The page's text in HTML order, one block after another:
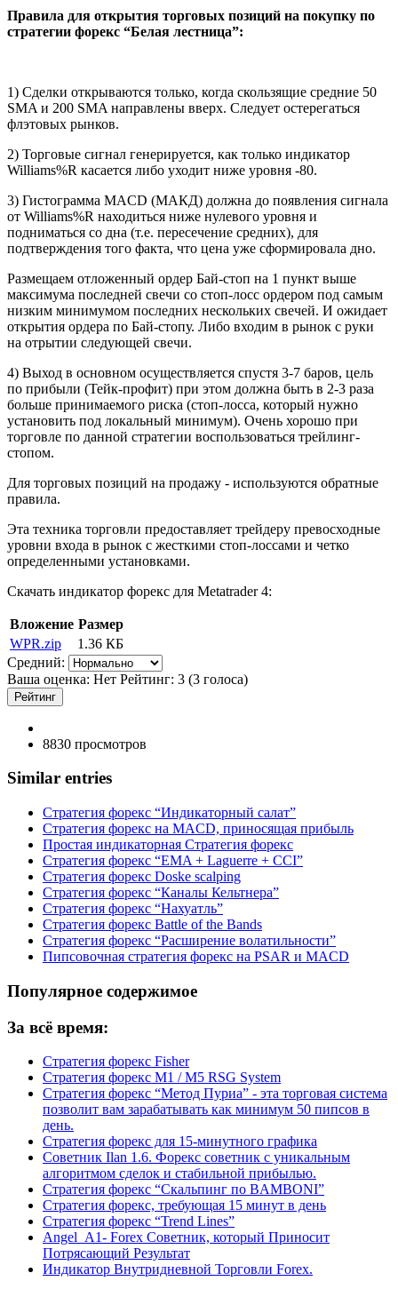
Правила для открытия торговых позиций на покупку по
стратегии форекс “Белая лестница”:
1) Сделки открываются только, когда скользящие средние 50
SMA и 200 SMA направлены вверх. Следует остерегаться
флэтовых рынков.
2) Торговые сигнал генерируется, как только индикатор
Williams%R касается либо уходит ниже уровня -80.
3) Гистограмма MACD (МАКД) должна до появления сигнала
от Williams%R находиться ниже нулевого уровня и
подниматься со дна (т.е. пересечение средних), для
подтверждения того факта, что цена уже сформировала дно.
Размещаем отложенный ордер Бай-стоп на 1 пункт выше
максимума последней свечи со стоп-лосс ордером под самым
низким минимумом последних нескольких свечей. И ожидает
открытия ордера по Бай-стопу. Либо входим в рынок с руки
на отрытии следующей свечи.
4) Выход в основном осуществляется спустя 3-7 баров, цель
по прибыли (Тейк-профит) при этом должна быть в 2-3 раза
больше принимаемого риска (стоп-лосса, который нужно
установить под локальный минимум). Очень хорошо при
торговле по данной стратегии воспользоваться трейлинг-
стопом.
Для торговых позиций на продажу - используются обратные
правила.
Эта техника торговли предоставляет трейдеру превосходные
уровни входа в рынок с жесткими стоп-лоссами и четко
определенными установками.
Скачать индикатор форекс для Metatrader 4:
Вложение Размер
WPR.zip
1.36 КБ
Средний:
Ваша оценка: Нет Рейтинг: 3 (3 голоса)
8830 просмотров
Similar entries
Стратегия форекс “Индикаторный салат”
Стратегия форекс на MACD, приносящая прибыль
Простая индикаторная Стратегия форекс
Стратегия форекс “EMA + Laguerre + CCI”
Стратегия форекс Doske scalping
Стратегия форекс “Каналы Кельтнера”
Стратегия форекс “Нахуатль”
Стратегия форекс Battle of the Bands
Стратегия форекс “Расширение волатильности”
Пипсовочная стратегия форекс на PSAR и MACD
Популярное содержимое
За всё время:
Стратегия форекс Fisher
Стратегия форекс M1 / M5 RSG System
Стратегия форекс “Метод Пуриа” - эта торговая система
позволит вам зарабатывать как минимум 50 пипсов в
день.
Стратегия форекс для 15-минутного графика
Советник Ilan 1.6. Форекс советник с уникальным
алгоритмом сделок и стабильной прибылью.
Стратегия форекс “Скальпинг по BAMBONI”
Стратегия форекс, требующая 15 минут в день
Стратегия форекс “Trend Lines”
Angel_A1- Forex Советник, который Приносит
Потрясающий Результат
Индикатор Внутридневной Торговли Forex.